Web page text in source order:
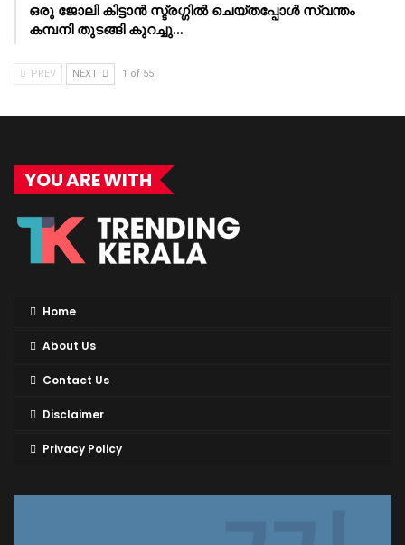
ഒരു ജോലി കിട്ടാൻ സ്ട്രഗ്ഗിൽ ചെയ്തപ്പോൾ സ്വന്തം
കമ്പനി തുടങ്ങി കുറച്ചു…
PREV NEXT 1 of 55
YOU ARE WITH
Home
About Us
Contact Us
Disclaimer
Privacy Policy